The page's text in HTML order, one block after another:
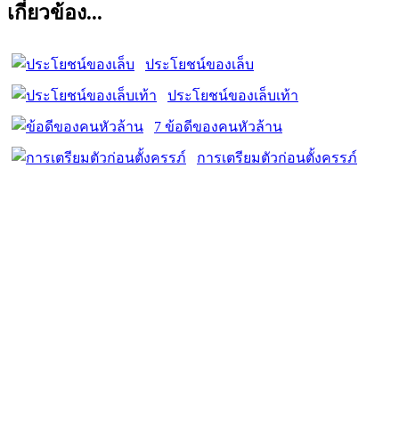
เกี่ยวข้อง...
ประโยชน์ของเล็บ
ประโยชน์ของเล็บเท้า
7 ข้อดีของคนหัวล้าน
การเตรียมตัวก่อนตั้งครรภ์